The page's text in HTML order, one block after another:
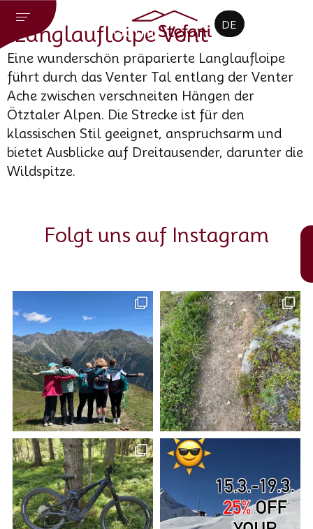
DE
CZ
EN
Langlaufloipe Vent
Eine wunderschön präparierte Langlaufloipe
führt durch das Venter Tal entlang der Venter
Ache zwischen verschneiten Hängen der
Ötztaler Alpen. Die Strecke ist für den
klassischen Stil geeignet, anspruchsarm und
bietet Ausblicke auf Dreitausender, darunter die
Wildspitze.
Folgt uns auf Instagram